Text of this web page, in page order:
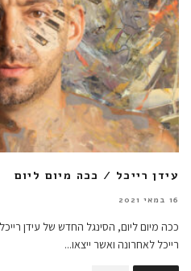
עידן רייכל / ככה מיום ליום
16 במאי 2021
ככה מיום ליום, הסינגל החדש של עידן
רייכל לאחרונה ואשר ייצאו...